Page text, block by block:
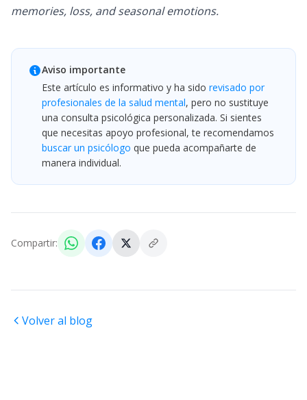
memories, loss, and seasonal emotions.
Aviso importante
Este artículo es informativo y ha sido revisado por
profesionales de la salud mental, pero no sustituye
una consulta psicológica personalizada. Si sientes
que necesitas apoyo profesional, te recomendamos
buscar un psicólogo que pueda acompañarte de
manera individual.
Compartir:
Volver al blog